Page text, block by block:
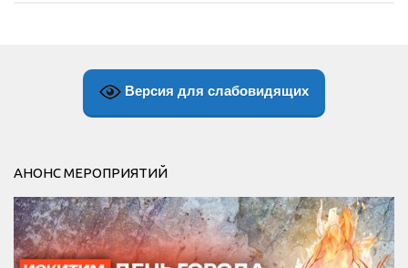
Версия для слабовидящих
АНОНС МЕРОПРИЯТИЙ